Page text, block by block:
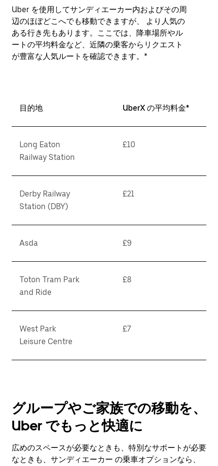
Uber を使用してサンディエーカー内およびその周
辺のほぼどこへでも移動できますが、 より人気の
ある行き先もあります。ここでは、降車場所やル
ートの平均料金など、近隣の乗客からリクエスト
が豊富な人気ルートを確認できます。*
目的地 UberX の平均料金*
Long Eaton
Railway Station
£10
Derby Railway
Station (DBY)
£21
Asda £9
Toton Tram Park
and Ride
£8
West Park
Leisure Centre
£7
グループやご家族での移動を、
Uber でもっと快適に
広めのスペースが必要なときも、特別なサポートが必要
なときも、サンディエーカー の乗車オプションなら、